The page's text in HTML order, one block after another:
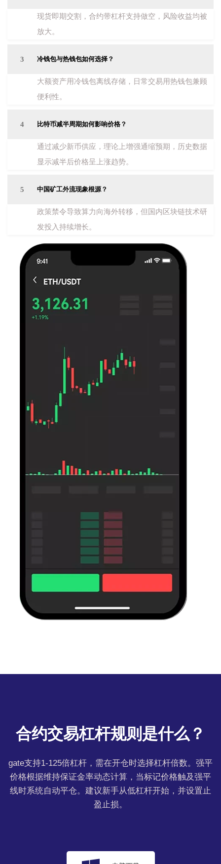
现货即期交割，合约带杠杆支持做空，风险收益均被
放大。
3 冷钱包与热钱包如何选择？
大额资产用冷钱包离线存储，日常交易用热钱包兼顾
便利性。
4 比特币减半周期如何影响价格？
通过减少新币供应，理论上增强通缩预期，历史数据
显示减半后价格呈上涨趋势。
5 中国矿工外流现象根源？
政策禁令导致算力向海外转移，但国内区块链技术研
发投入持续增长。
合约交易杠杆规则是什么？
gate支持1-125倍杠杆，需在开仓时选择杠杆倍数。强平
价格根据维持保证金率动态计算，当标记价格触及强平
线时系统自动平仓。建议新手从低杠杆开始，并设置止
盈止损。